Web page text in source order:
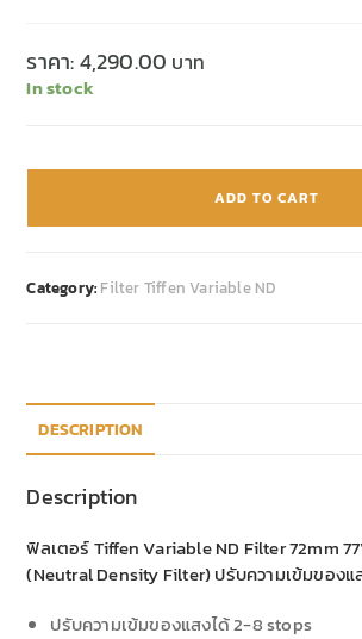
ราคา:4,290.00
In stock
ADD TO CART
Category: Filter Tiffen Variable ND
DESCRIPTION
Description
ฟิลเตอร์ Tiffen Variable ND Filter 72mm
(Neutral Density Filter) ปรับความเข้มของแ
ปรับความเข้มของแสงได้ 2-8 stops